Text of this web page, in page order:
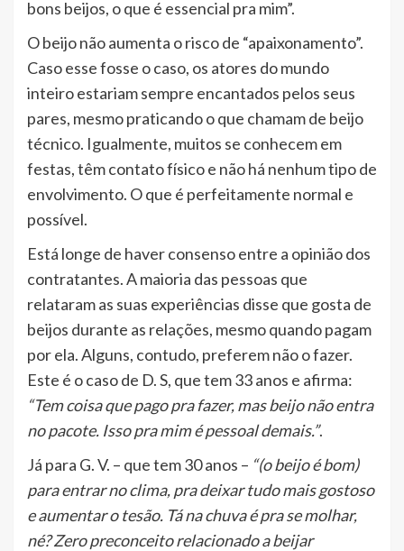
bons beijos, o que é essencial pra mim”.
O beijo não aumenta o risco de “apaixonamento”.
Caso esse fosse o caso, os atores do mundo
inteiro estariam sempre encantados pelos seus
pares, mesmo praticando o que chamam de beijo
técnico. Igualmente, muitos se conhecem em
festas, têm contato físico e não há nenhum tipo de
envolvimento. O que é perfeitamente normal e
possível.
Está longe de haver consenso entre a opinião dos
contratantes. A maioria das pessoas que
relataram as suas experiências disse que gosta de
beijos durante as relações, mesmo quando pagam
por ela. Alguns, contudo, preferem não o fazer.
Este é o caso de D. S, que tem 33 anos e afirma:
“Tem coisa que pago pra fazer, mas beijo não entra
no pacote. Isso pra mim é pessoal demais.”.
Já para G. V. – que tem 30 anos – “(o beijo é bom)
para entrar no clima, pra deixar tudo mais gostoso
e aumentar o tesão. Tá na chuva é pra se molhar,
né? Zero preconceito relacionado a beijar